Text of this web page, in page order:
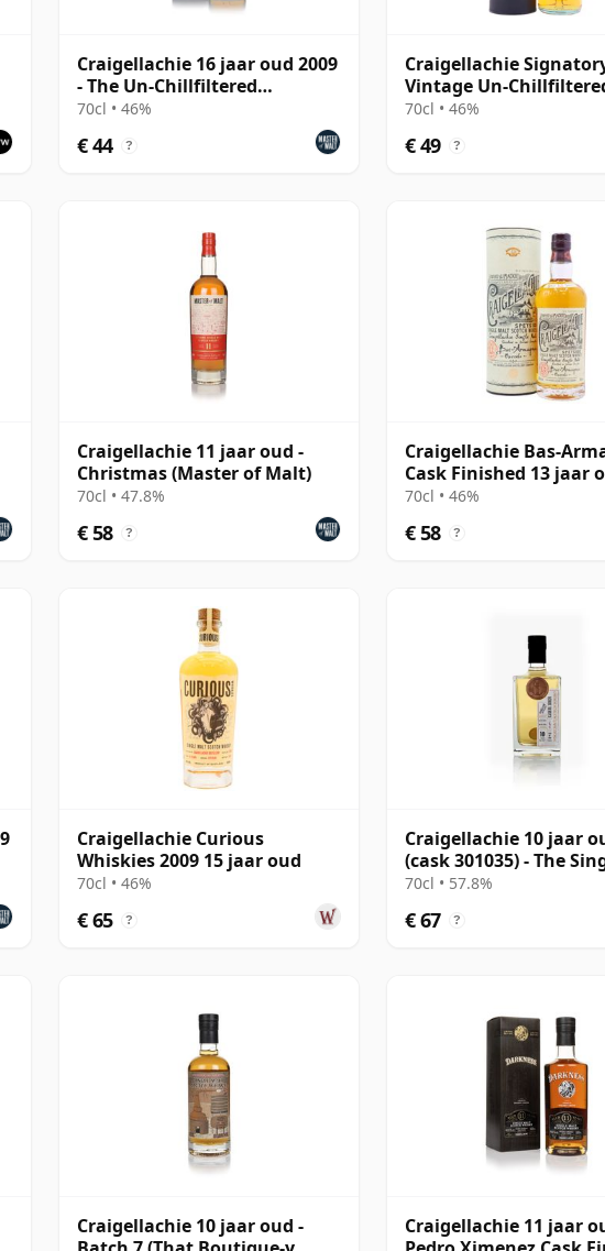
Craigellachie 16 jaar oud 2009
- The Un-Chillfiltered
Collection
70cl • 46%
€ 44 ?
Craigellachie
Vintage Un-
Collection Sing 2009 16
70cl • 46%
€ 49 ?
Craigellachie 11 jaar oud -
Christmas (Master of Malt)
70cl • 47.8%
€ 58 ?
Craigellachie Bas-
Cask Finished 13 jaar
70cl • 46%
€ 58 ?
Craigellachie Curious
Whiskies 2009 15 jaar oud
70cl • 46%
€ 65 ?
Craigellachie 10 jaar
(cask 301035) - The
Cask
70cl • 57.8%
€ 67 ?
Craigellachie 10 jaar oud -
Craigellachie 11 jaar